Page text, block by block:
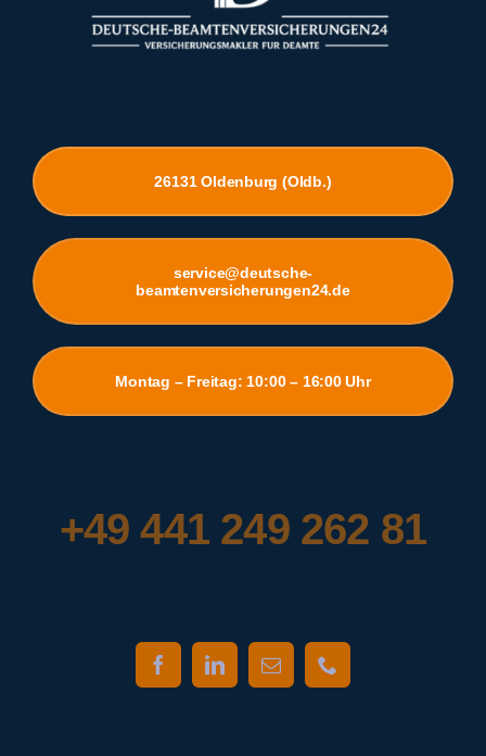
26131 Oldenburg (Oldb.)
service@deutsche-
beamtenversicherungen24.de
Montag – Freitag: 10:00 – 16:00 Uhr
+49 441 249 262 81